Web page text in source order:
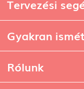
Tervezési
Gyakran
Rólunk